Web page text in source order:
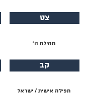
צט
תהילת ה׳
קב
תפילה אישית / ישראל